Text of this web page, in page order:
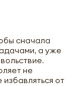
сначала
а уже
не
от